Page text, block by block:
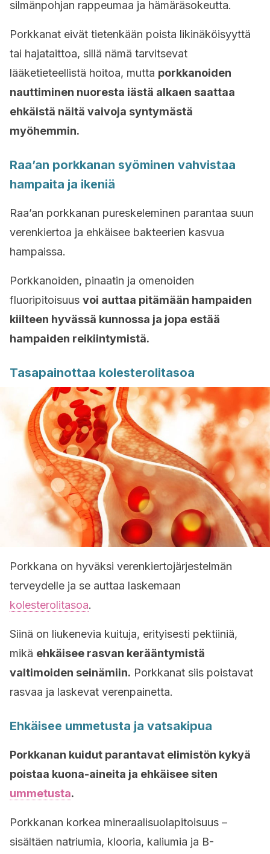
silmänpohjan rappeumaa ja hämäräsokeutta.
Porkkanat eivät tietenkään poista likinäköisyyttä
tai hajataittoa, sillä nämä tarvitsevat
lääketieteellistä hoitoa, mutta porkkanoiden
nauttiminen nuoresta iästä alkaen saattaa
ehkäistä näitä vaivoja syntymästä
myöhemmin.
Raa’an porkkanan syöminen vahvistaa
hampaita ja ikeniä
Raa’an porkkanan pureskeleminen parantaa suun
verenkiertoa ja ehkäisee bakteerien kasvua
hampaissa.
Porkkanoiden, pinaatin ja omenoiden
fluoripitoisuus voi auttaa pitämään hampaiden
kiilteen hyvässä kunnossa ja jopa estää
hampaiden reikiintymistä.
Tasapainottaa kolesterolitasoa
Porkkana on hyväksi verenkiertojärjestelmän
terveydelle ja se auttaa laskemaan
kolesterolitasoa.
Siinä on liukenevia kuituja, erityisesti pektiiniä,
mikä ehkäisee rasvan kerääntymistä
valtimoiden seinämiin. Porkkanat siis poistavat
rasvaa ja laskevat verenpainetta.
Ehkäisee ummetusta ja vatsakipua
Porkkanan kuidut parantavat elimistön kykyä
poistaa kuona-aineita ja ehkäisee siten
ummetusta.
Porkkanan korkea mineraalisuolapitoisuus –
sisältäen natriumia, klooria, kaliumia ja B-